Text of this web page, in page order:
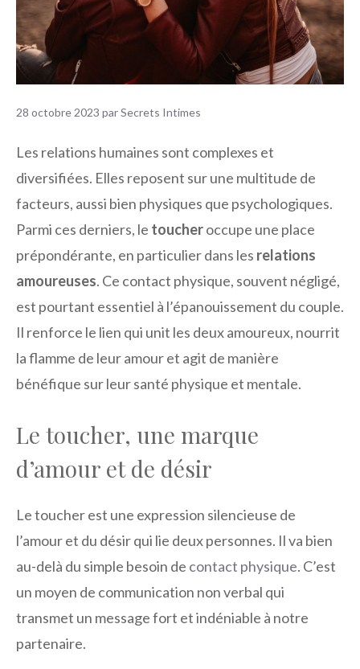
28 octobre 2023 parSecrets Intimes
Les relations humaines sont complexes et
diversifiées. Elles reposent sur une multitude de
facteurs, aussi bien physiques que psychologiques.
Parmi ces derniers, le toucheroccupe une place
prépondérante, en particulier dans les relations
amoureuses. Ce contact physique, souvent négligé,
est pourtant essentiel à l’épanouissement du couple.
Il renforce le lien qui unit les deux amoureux, nourrit
la flamme de leur amour et agit de manière
bénéfique sur leur santé physique et mentale.
Le toucher, une marque
d’amour et de désir
Le toucher est une expression silencieuse de
l’amour et du désir qui lie deux personnes. Il va bien
au-delà du simple besoin de contact physique. C’est
un moyen de communication non verbal qui
transmet un message fort et indéniable à notre
partenaire.